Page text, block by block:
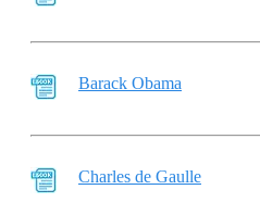
Barack Obama
Charles de Gaulle